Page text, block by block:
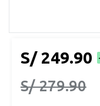
S/ 249.90
S/ 279.90